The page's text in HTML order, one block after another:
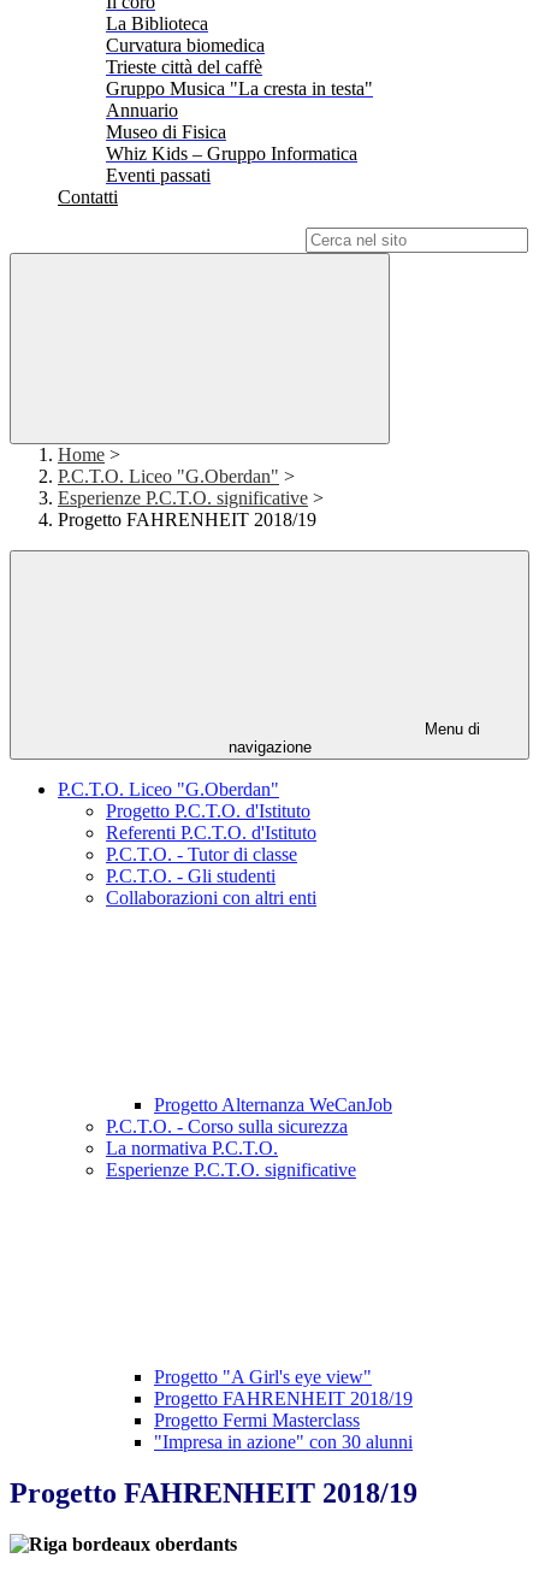
La Biblioteca
Curvatura biomedica
Trieste città del caffè
Gruppo Musica "La cresta in testa"
Annuario
Museo di Fisica
Whiz Kids – Gruppo Informatica
Eventi passati
Contatti
Home >
P.C.T.O. Liceo "G.Oberdan" >
Esperienze P.C.T.O. significative >
Progetto FAHRENHEIT 2018/19
Menu di
navigazione
P.C.T.O. Liceo "G.Oberdan"
Progetto P.C.T.O. d'Istituto
Referenti P.C.T.O. d'Istituto
P.C.T.O. - Tutor di classe
P.C.T.O. - Gli studenti
Collaborazioni con altri enti
Progetto Alternanza WeCanJob
P.C.T.O. - Corso sulla sicurezza
La normativa P.C.T.O.
Esperienze P.C.T.O. significative
Progetto "A Girl's eye view"
Progetto FAHRENHEIT 2018/19
Progetto Fermi Masterclass
"Impresa in azione" con 30 alunni
Progetto FAHRENHEIT 2018/19